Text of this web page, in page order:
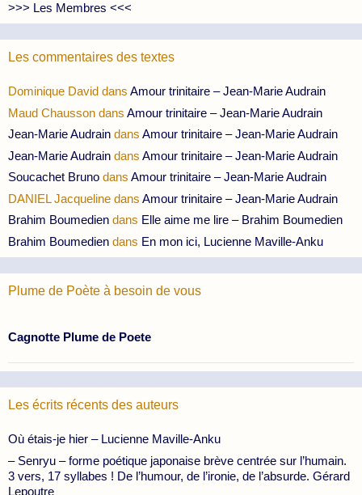
>>> Les Membres <<<
Les commentaires des textes
Dominique David dans Amour trinitaire – Jean-Marie Audrain
Maud Chausson dans Amour trinitaire – Jean-Marie Audrain
Jean-Marie Audrain dans Amour trinitaire – Jean-Marie Audrain
Jean-Marie Audrain dans Amour trinitaire – Jean-Marie Audrain
Soucachet Bruno dans Amour trinitaire – Jean-Marie Audrain
DANIEL Jacqueline dans Amour trinitaire – Jean-Marie Audrain
Brahim Boumedien dans Elle aime me lire – Brahim Boumedien
Brahim Boumedien dans En mon ici, Lucienne Maville-Anku
Plume de Poète à besoin de vous
Cagnotte Plume de Poete
Les écrits récents des auteurs
Où étais-je hier – Lucienne Maville-Anku
– Senryu – forme poétique japonaise brève centrée sur l’humain.
3 vers, 17 syllabes ! De l’humour, de l’ironie, de l’absurde. Gérard
Lepoutre